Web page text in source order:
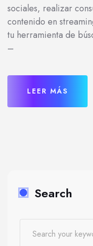
sociales, realizar
contenido en
tu herramienta de
–
LEER MÁS
Search